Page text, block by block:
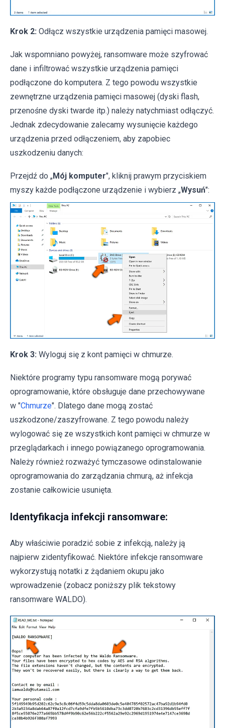
Krok 2: Odłącz wszystkie urządzenia pamięci masowej.
Jak wspomniano powyżej, ransomware może szyfrować
dane i infiltrować wszystkie urządzenia pamięci
podłączone do komputera. Z tego powodu wszystkie
zewnętrzne urządzenia pamięci masowej (dyski flash,
przenośne dyski twarde itp.) należy natychmiast odłączyć.
Jednak zdecydowanie zalecamy wysunięcie każdego
urządzenia przed odłączeniem, aby zapobiec
uszkodzeniu danych:
Przejdź do „Mój komputer", kliknij prawym przyciskiem
myszy każde podłączone urządzenie i wybierz „Wysuń":
Krok 3: Wyloguj się z kont pamięci w chmurze.
Niektóre programy typu ransomware mogą porywać
oprogramowanie, które obsługuje dane przechowywane
w "Chmurze". Dlatego dane mogą zostać
uszkodzone/zaszyfrowane. Z tego powodu należy
wylogować się ze wszystkich kont pamięci w chmurze w
przeglądarkach i innego powiązanego oprogramowania.
Należy również rozważyć tymczasowe odinstalowanie
oprogramowania do zarządzania chmurą, aż infekcja
zostanie całkowicie usunięta.
Identyfikacja infekcji ransomware:
Aby właściwie poradzić sobie z infekcją, należy ją
najpierw zidentyfikować. Niektóre infekcje ransomware
wykorzystują notatki z żądaniem okupu jako
wprowadzenie (zobacz poniższy plik tekstowy
ransomware WALDO).